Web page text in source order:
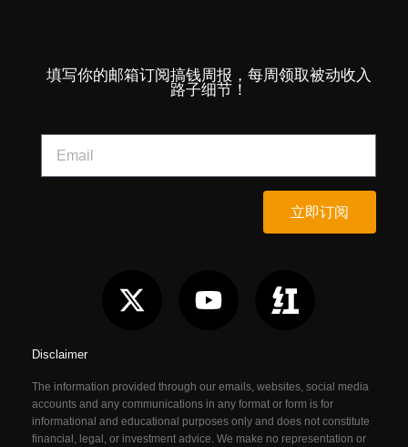
Disclaimer
The information provided through our emails, websites, social media
accounts and any communications in any format or form is for
informational and educational purposes only and does not constitute
financial, legal, or investment advice. We make no representation or
填写你的邮箱订阅搞钱周报，每周领取被动收入
路子细节！
立即订阅